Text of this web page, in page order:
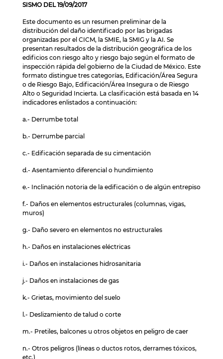
SISMO DEL 19/09/2017
Este documento es un resumen preliminar de la
distribución del daño identificado por las brigadas
organizadas por el CICM, la SMIE, la SMIG y la AI. Se
presentan resultados de la distribución geográfica de los
edificios con riesgo alto y riesgo bajo según el formato de
inspección rápida del gobierno de la Ciudad de México. Este
formato distingue tres categorías, Edificación/Área Segura
o de Riesgo Bajo, Edificación/Área Insegura o de Riesgo
Alto o Seguridad Incierta. La clasificación está basada en 14
indicadores enlistados a continuación:
a.- Derrumbe total
b.- Derrumbe parcial
c.- Edificación separada de su cimentación
d.- Asentamiento diferencial o hundimiento
e.- Inclinación notoria de la edificación o de algún entrepiso
f.- Daños en elementos estructurales (columnas, vigas,
muros)
g.- Daño severo en elementos no estructurales
h.- Daños en instalaciones eléctricas
i.- Daños en instalaciones hidrosanitaria
j.- Daños en instalaciones de gas
k.- Grietas, movimiento del suelo
l.- Deslizamiento de talud o corte
m.- Pretiles, balcones u otros objetos en peligro de caer
n.- Otros peligros (líneas o ductos rotos, derrames tóxicos,
etc.)